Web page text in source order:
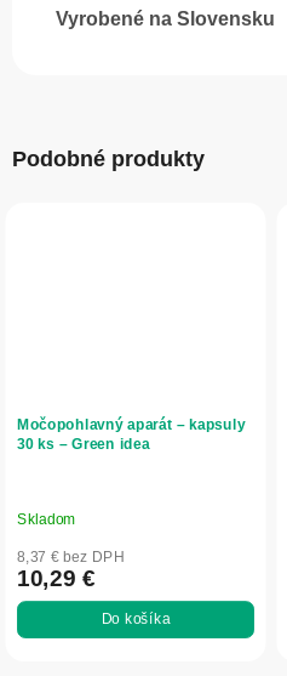
Vyrobené na Slovensku
Podobné produkty
Močopohlavný aparát – kapsuly
30 ks – Green idea
Skladom
8,37 € bez DPH
10,29 €
Do košíka